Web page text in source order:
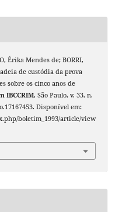
Érika Mendes de; BORRI,
de custódia da prova
sobre os cinco anos de
IBCCRIM, São Paulo, v. 33, n.
Disponível em:
boletim_1993/article/view